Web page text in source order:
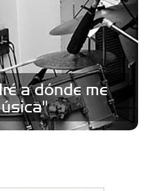
a dónde me